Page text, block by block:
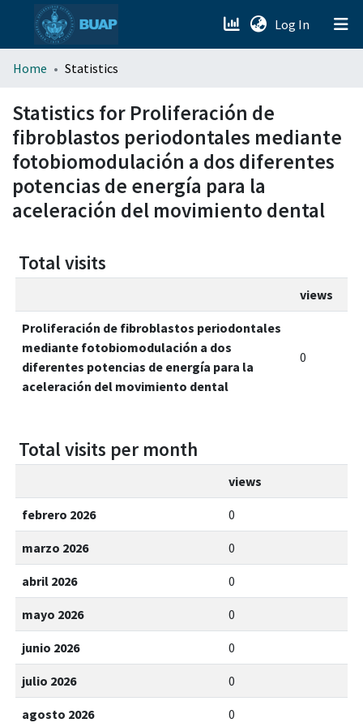
Log In (current)
menu.section.about_menu
All of DSpace
Home Statistics
Statistics for Proliferación de
fibroblastos periodontales mediante
fotobiomodulación a dos diferentes
potencias de energía para la
aceleración del movimiento dental
Total visits
views
Proliferación de fibroblastos periodontales
mediante fotobiomodulación a dos
diferentes potencias de energía para la
aceleración del movimiento dental
0
Total visits per month
views
febrero 2026 0
marzo 2026 0
abril 2026 0
mayo 2026 0
junio 2026 0
julio 2026 0
agosto 2026 0